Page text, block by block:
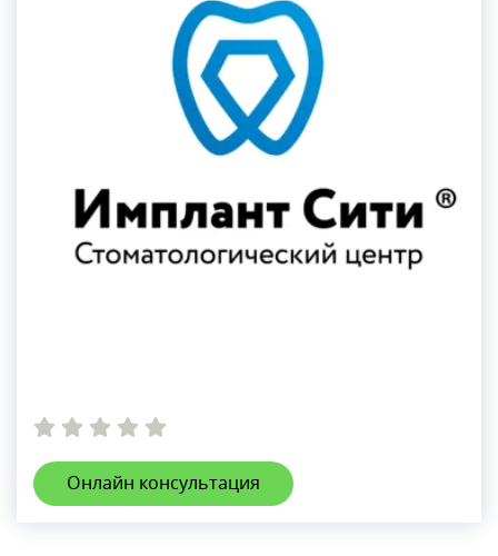
Онлайн консультация